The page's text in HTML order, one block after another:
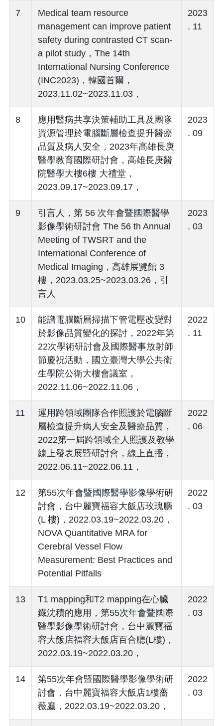
7
Medical team resource
management can improve patient
safety during contrasted CT scan-
a pilot study，The 14th
International Nursing Conference
(INC2023)，韓國首爾，
2023.11.02~2023.11.03，
2023
. 11
8
應用醫病共享決策輔助工具及團隊
資源管理於電腦斷層檢查提升醫療
品質及病人安全，2023年高雄長庚
醫學教育國際研討會，高雄長庚醫
院醫學大樓6樓 大禮堂，
2023.09.17~2023.09.17，
2023
. 09
9
引言人，第 56 次年會暨國際醫學
影像學術研討會 The 56 th Annual
Meeting of TWSRT and the
International Conference of
Medical Imaging，高雄展覽館 3
樓，2023.03.25~2023.03.26，引
言人
2023
. 03
10
能譜電腦斷層掃描下管電壓改變對
於影像品質變化的探討，2022年第
22次學術研討會及國際醫事放射師
節慶祝活動，國立臺灣大學公共衛
生學院公衛大樓會議室，
2022.11.06~2022.11.06，
2022
. 11
11
運用跨領域團隊合作照護於電腦斷
層檢查提升病人安全及醫療品質，
2022第一屆跨領域全人照護及教學
線上發表展暨研討會，線上直播，
2022.06.11~2022.06.11，
2022
. 06
12
第55次年會暨國際醫學影像學術研
討會，台中麗寶福容大飯店玫瑰廳
(L 樓)，2022.03.19~2022.03.20，
NOVA Quantitative MRA for
Cerebral Vessel Flow
Measurement: Best Practices and
Potential Pitfalls
2022
. 03
13
T1 mapping和T2 mapping在心臟
鐡沈積的應用，第55次年會暨國際
醫學影像學術研討會，台中麗寶福
容大飯店福容大飯店百合廳(L樓)，
2022.03.19~2022.03.20，
2022
. 03
14
第55次年會暨國際醫學影像學術研
討會，台中麗寶福容大飯店1樓薔
薇廳，2022.03.19~2022.03.20，
2022
. 03